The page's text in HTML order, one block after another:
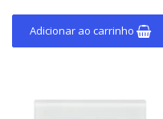
Adicionar ao carrinho